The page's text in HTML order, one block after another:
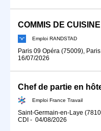
Emploi RANDSTAD
Paris 09 Opéra (75009),
16/07/2026
Chef de partie en
Emploi France Travail
Saint-Germain-en-Laye
CDI - 04/08/2026